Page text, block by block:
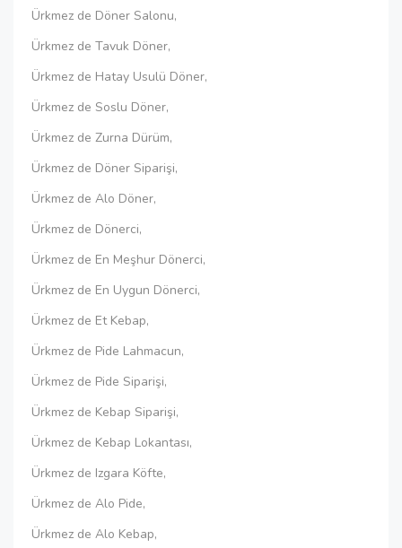
Ürkmez de Döner Salonu,
Ürkmez de Tavuk Döner,
Ürkmez de Hatay Usulü Döner,
Ürkmez de Soslu Döner,
Ürkmez de Zurna Dürüm,
Ürkmez de Döner Siparişi,
Ürkmez de Alo Döner,
Ürkmez de Dönerci,
Ürkmez de En Meşhur Dönerci,
Ürkmez de En Uygun Dönerci,
Ürkmez de Et Kebap,
Ürkmez de Pide Lahmacun,
Ürkmez de Pide Siparişi,
Ürkmez de Kebap Siparişi,
Ürkmez de Kebap Lokantası,
Ürkmez de Izgara Köfte,
Ürkmez de Alo Pide,
Ürkmez de Alo Kebap,